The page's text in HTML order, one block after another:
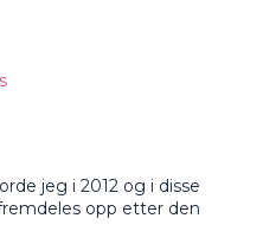
jeg i 2012 og i disse
opp etter den